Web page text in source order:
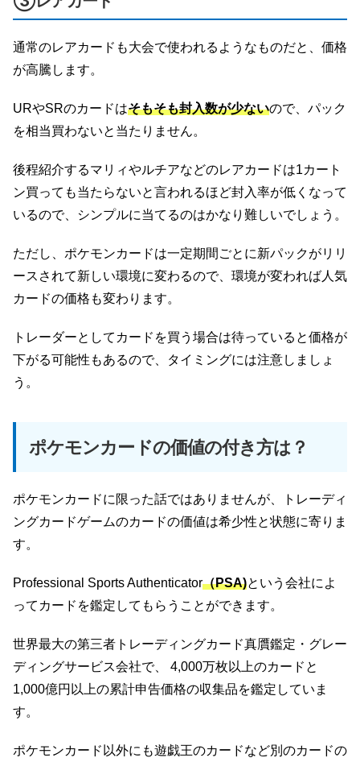
通常のレアカードも大会で使われるようなものだと、価格
が高騰します。
URやSRのカードはそもそも封入数が少ないので、パック
を相当買わないと当たりません。
後程紹介するマリィやルチアなどのレアカードは1カート
ン買っても当たらないと言われるほど封入率が低くなって
いるので、シンプルに当てるのはかなり難しいでしょう。
ただし、ポケモンカードは一定期間ごとに新パックがリリ
ースされて新しい環境に変わるので、環境が変われば人気
カードの価格も変わります。
トレーダーとしてカードを買う場合は待っていると価格が
下がる可能性もあるので、タイミングには注意しましょ
う。
ポケモンカードの価値の付き方は？
ポケモンカードに限った話ではありませんが、トレーディ
ングカードゲームのカードの価値は希少性と状態に寄りま
す。
Professional Sports Authenticator（PSA)という会社によ
ってカードを鑑定してもらうことができます。
世界最大の第三者トレーディングカード真贋鑑定・グレー
ディングサービス会社で、 4,000万枚以上のカードと
1,000億円以上の累計申告価格の収集品を鑑定していま
す。
ポケモンカード以外にも遊戯王のカードなど別のカードの